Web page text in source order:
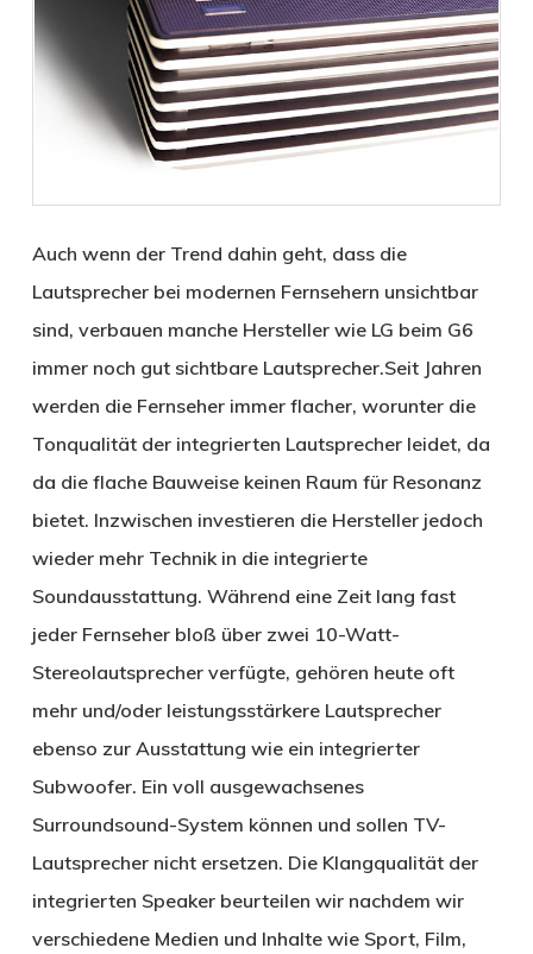
Auch wenn der Trend dahin geht, dass die
Lautsprecher bei modernen Fernsehern unsichtbar
sind, verbauen manche Hersteller wie LG beim G6
immer noch gut sichtbare Lautsprecher.Seit Jahren
werden die Fernseher immer flacher, worunter die
Tonqualität der integrierten Lautsprecher leidet, da
da die flache Bauweise keinen Raum für Resonanz
bietet. Inzwischen investieren die Hersteller jedoch
wieder mehr Technik in die integrierte
Soundausstattung. Während eine Zeit lang fast
jeder Fernseher bloß über zwei 10-Watt-
Stereolautsprecher verfügte, gehören heute oft
mehr und/oder leistungsstärkere Lautsprecher
ebenso zur Ausstattung wie ein integrierter
Subwoofer. Ein voll ausgewachsenes
Surroundsound-System können und sollen TV-
Lautsprecher nicht ersetzen. Die Klangqualität der
integrierten Speaker beurteilen wir nachdem wir
verschiedene Medien und Inhalte wie Sport, Film,